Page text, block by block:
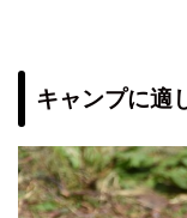
キャンプに適